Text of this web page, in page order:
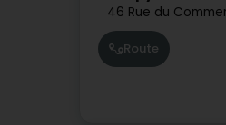
46 Rue du
Route